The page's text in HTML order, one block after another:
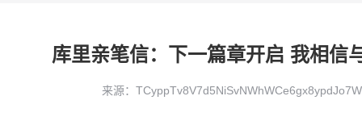
库里亲笔信：下一篇章开启 我相信
来源：